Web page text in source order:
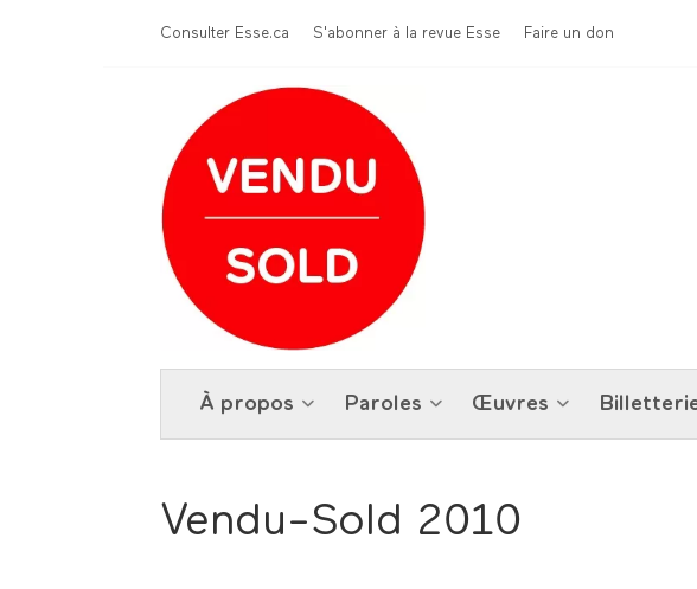
Menu Top
Consulter Esse.ca S'abonner à la revue Esse Faire un don
À propos Paroles Œuvres
Vendu-Sold 2010